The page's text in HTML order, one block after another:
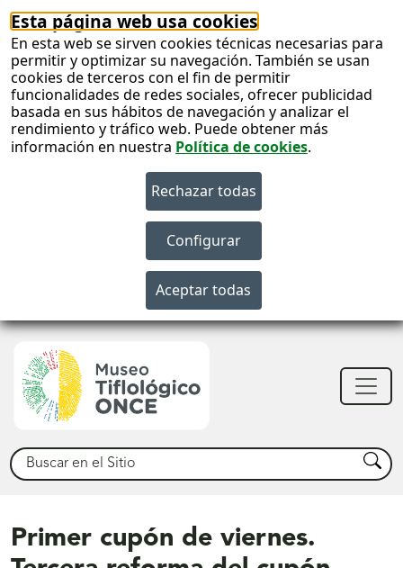
Esta página web usa cookies
En esta web se sirven cookies técnicas necesarias para
permitir y optimizar su navegación. También se usan
cookies de terceros con el fin de permitir
funcionalidades de redes sociales, ofrecer publicidad
basada en sus hábitos de navegación y analizar el
rendimiento y tráfico web. Puede obtener más
información en nuestra Política de cookies.
Buscar Buscar
Primer cupón de viernes.